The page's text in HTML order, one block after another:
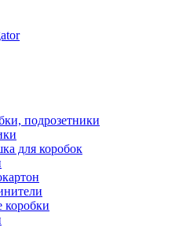
подрозетники
для коробок
коробки